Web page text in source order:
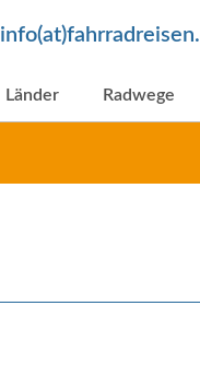
Länder Radwege